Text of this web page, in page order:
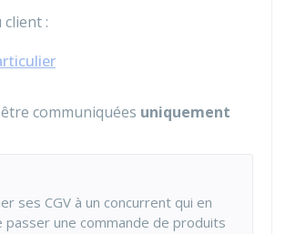
:
communiquées uniquement
ses CGV à un concurrent qui en
une commande de produits